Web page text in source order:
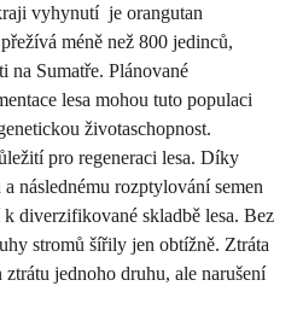
vyhynutí je orangutan
méně než 800 jedinců,
na Sumatře. Plánované
lesa mohou tuto populaci
životaschopnost.
pro regeneraci lesa. Díky
následnému rozptylování semen
diverzifikované skladbě lesa. Bez
stromů šířily jen obtížně. Ztráta
jednoho druhu, ale narušení